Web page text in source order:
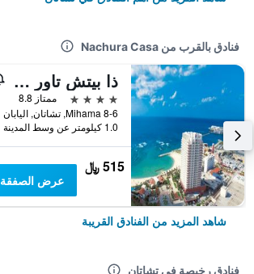
فنادق بالقرب من Nachura Casa
ذا بيتش تاور أوكيناوا
4 نجوم
ممتاز 8.8
Mihama 8-6, تشاتان, اليابان
1.0 كيلومتر عن وسط المدينة
515 ﷼
عرض الصفقة
شاهد المزيد من الفنادق القريبة
فنادق رخيصة في تشاتان